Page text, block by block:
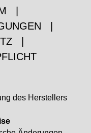
des Herstellers